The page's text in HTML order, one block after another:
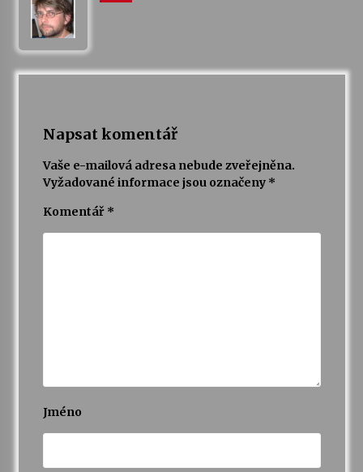
17. 7. 2026
Za kulturou kousek za Humpolec. V Želivě ožije
13. 7. 2026
Varhanní recitál Michala Novenka v Klášteře
Napsat komentář
Vaše e-mailová adresa nebude zveřejněna.
Vyžadované informace jsou označeny *
Komentář *
Jméno